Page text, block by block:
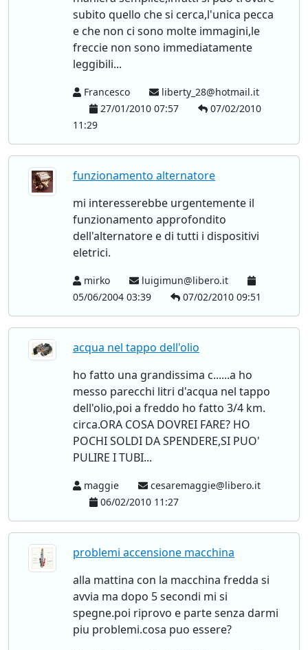
subito quello che si cerca,l'unica pecca
e che non ci sono molte immagini,le
freccie non sono immediatamente
leggibili...
Francesco
liberty_28@hotmail.it
27/01/2010 07:57
07/02/2010
11:29
funzionamento alternatore
mi interesserebbe urgentemente il
funzionamento approfondito
dell'alternatore e di tutti i dispositivi
eletrici.
mirko
luigimun@libero.it
05/06/2004 03:39
07/02/2010 09:51
acqua nel tappo dell'olio
ho fatto una grandissima c......a ho
messo parecchi litri d'acqua nel tappo
dell'olio,poi a freddo ho fatto 3/4 km.
circa.ORA COSA DOVREI FARE? HO
POCHI SOLDI DA SPENDERE,SI PUO'
PULIRE I TUBI...
maggie
cesaremaggie@libero.it
06/02/2010 11:27
problemi accensione macchina
alla mattina con la macchina fredda si
avvia ma dopo 5 secondi mi si
spegne.poi riprovo e parte senza darmi
piu problemi.cosa puo essere?